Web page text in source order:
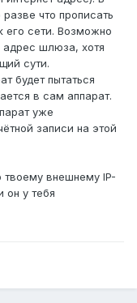
что прописать
его сети. Возможно
шлюза, хотя
сути.
будет пытаться
в сам аппарат.
уже
записи на этой
твоему внешнему IP-
он у тебя